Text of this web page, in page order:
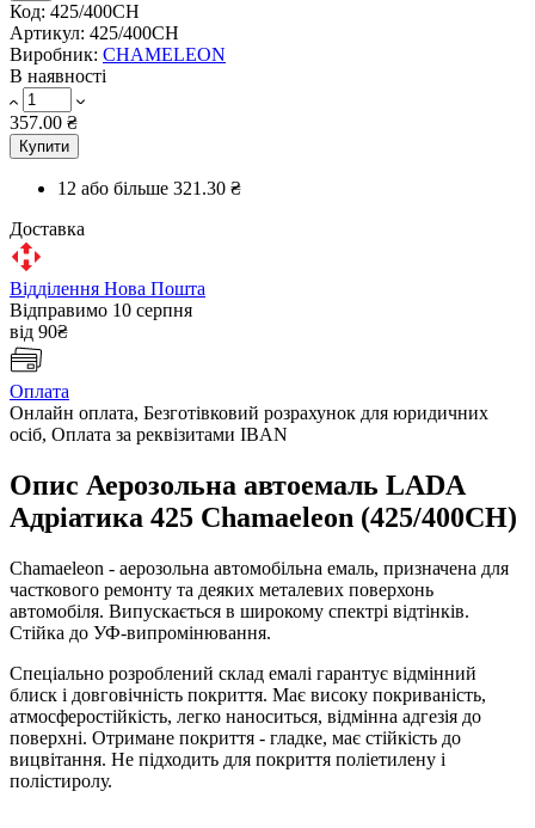
Код: 425/400CH
Артикул: 425/400CH
Виробник: CHAMELEON
В наявності
357.00 ₴
Купити
12 або більше 321.30 ₴
Доставка
Відділення Нова Пошта
Відправимо 10 серпня
від 90₴
Оплата
Онлайн оплата, Безготівковий розрахунок для юридичних
осіб, Оплата за реквізитами IBAN
Опис Аерозольна автоемаль LADA
Адріатика 425 Chamaeleon (425/400CH)
Chamaeleon - аерозольна автомобільна емаль, призначена для
часткового ремонту та деяких металевих поверхонь
автомобіля. Випускається в широкому спектрі відтінків.
Стійка до УФ-випромінювання.
Спеціально розроблений склад емалі гарантує відмінний
блиск і довговічність покриття. Має високу покриваність,
атмосферостійкість, легко наноситься, відмінна адгезія до
поверхні. Отримане покриття - гладке, має стійкість до
вицвітання. Не підходить для покриття поліетилену і
полістиролу.